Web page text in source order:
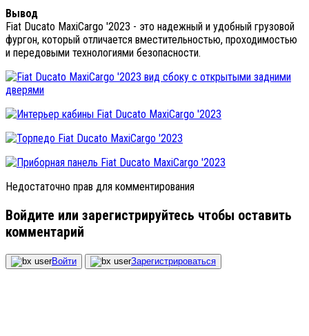
Вывод
Fiat Ducato MaxiCargo '2023 - это надежный и удобный грузовой
фургон, который отличается вместительностью, проходимостью
и передовыми технологиями безопасности.
Недостаточно прав для комментирования
Войдите или зарегистрируйтесь чтобы оставить
комментарий
Войти Зарегистрироваться